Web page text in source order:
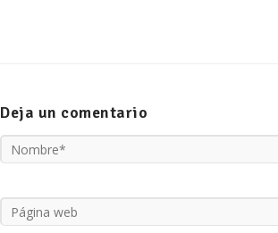
Deja un comentario